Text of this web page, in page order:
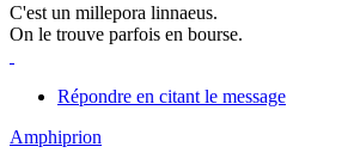
C'est un millepora linnaeus.
On le trouve parfois en bourse.
Répondre en citant le message
Amphiprion